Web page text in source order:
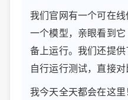
我们官网有一个可在
一个模型，亲眼看到
备上运行。我们还提
自行运行测试，直接对
我今天全天都会在这